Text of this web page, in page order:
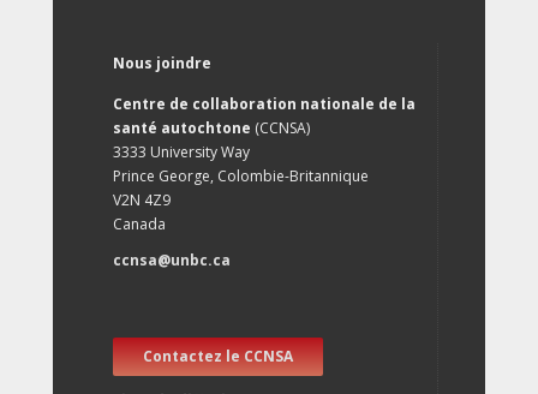
Nous joindre
Centre de collaboration nationale de la
santé autochtone (CCNSA)
3333 University Way
Prince George, Colombie-Britannique
V2N 4Z9
Canada
ccnsa@unbc.ca
Contactez le CCNSA